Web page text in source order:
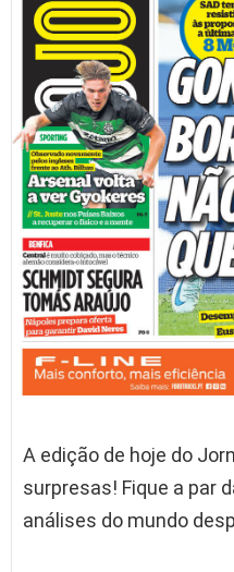
A edição de hoje do
surpresas! Fique a par
análises do mundo